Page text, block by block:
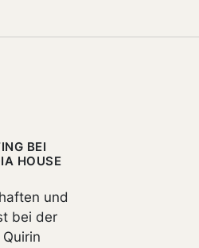
BEI
HOUSE
und
bei der